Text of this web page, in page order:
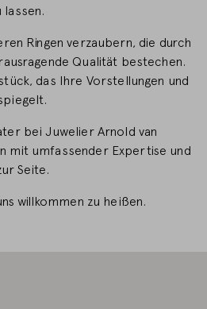
lassen.
Ringen verzaubern, die durch
Qualität bestechen.
das Ihre Vorstellungen und
bei Juwelier Arnold van
mit umfassender Expertise und
Seite.
willkommen zu heißen.